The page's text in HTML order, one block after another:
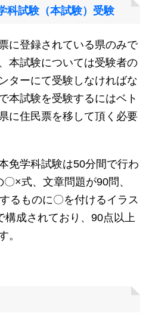
科試験（本試験）受験
に登録されている県のみで
本試験については受験者の
ターにて受験しなければな
本試験を受験するにはベト
に住民票を移して頂く必要
免学科試験は50分間で行わ
×式、文章問題が90問、
るものに〇を付けるイラス
構成されており、90点以上
。